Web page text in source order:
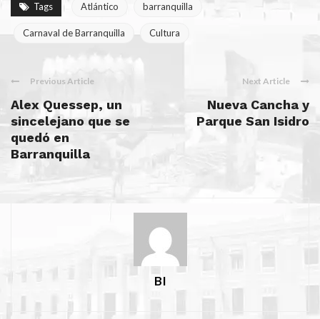
Tags Atlántico barranquilla
Carnaval de Barranquilla Cultura
Previous Article
Alex Quessep, un
sincelejano que se
quedó en
Barranquilla
Next Article
Nueva Cancha y
Parque San Isidro
BI